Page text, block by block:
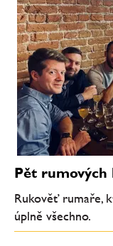
Pět rumových
Rukověť rumaře,
úplně všechno.